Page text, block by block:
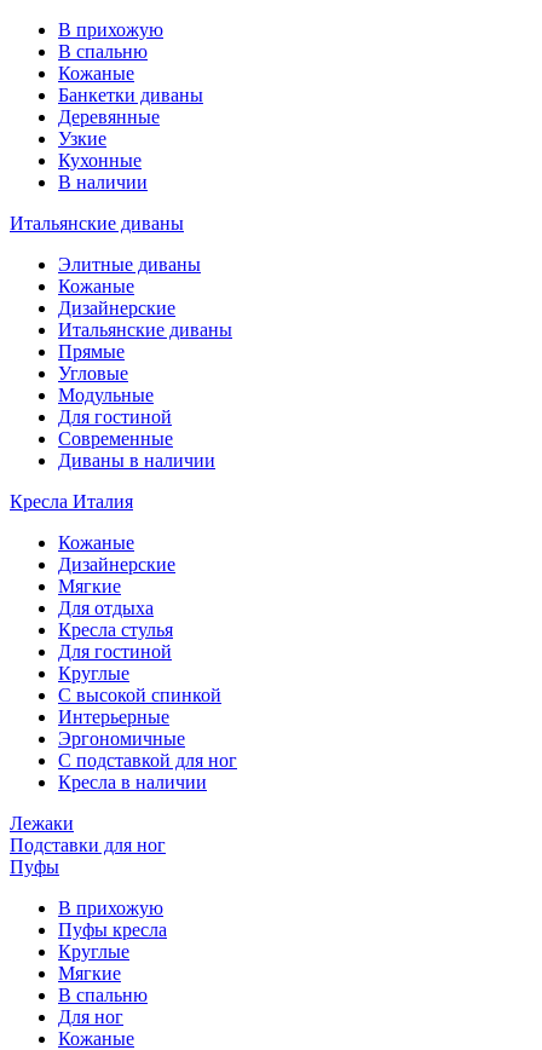
В прихожую
В спальню
Кожаные
Банкетки диваны
Деревянные
Узкие
Кухонные
В наличии
Итальянские диваны
Элитные диваны
Кожаные
Дизайнерские
Итальянские диваны
Прямые
Угловые
Модульные
Для гостиной
Современные
Диваны в наличии
Кресла Италия
Кожаные
Дизайнерские
Мягкие
Для отдыха
Кресла стулья
Для гостиной
Круглые
С высокой спинкой
Интерьерные
Эргономичные
С подставкой для ног
Кресла в наличии
Лежаки
Подставки для ног
Пуфы
В прихожую
Пуфы кресла
Круглые
Мягкие
В спальню
Для ног
Кожаные